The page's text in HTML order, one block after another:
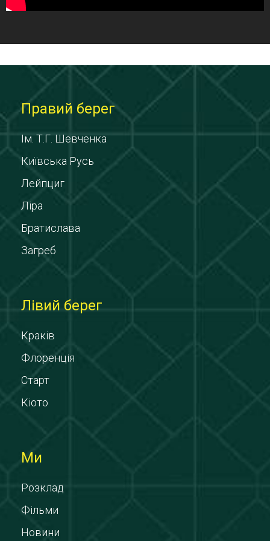
Правий берег
Ім. Т.Г. Шевченка
Київська Русь
Лейпциг
Ліра
Братислава
Загреб
Лівий берег
Краків
Флоренція
Старт
Кіото
Ми
Розклад
Фільми
Новини